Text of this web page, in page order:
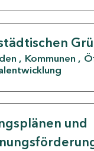
Kommunen
und